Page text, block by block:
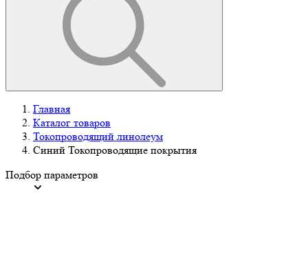
Главная
Каталог товаров
Токопроводящий линолеум
Синий Токопроводящие покрытия
Подбор параметров